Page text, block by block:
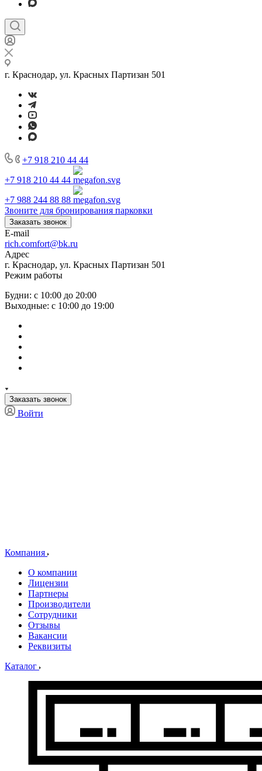
г. Краснодар, ул. Красных Партизан 501
+7 918 210 44 44
+7 918 210 44 44
+7 988 244 88 88
Звоните для бронирования парковки
Заказать звонок
E-mail
rich.comfort@bk.ru
Адрес
г. Краснодар, ул. Красных Партизан 501
Режим работы
Будни: с 10:00 до 20:00
Выходные: с 10:00 до 19:00
Заказать звонок
Войти
Компания
О компании
Лицензии
Партнеры
Производители
Сотрудники
Отзывы
Вакансии
Реквизиты
Каталог